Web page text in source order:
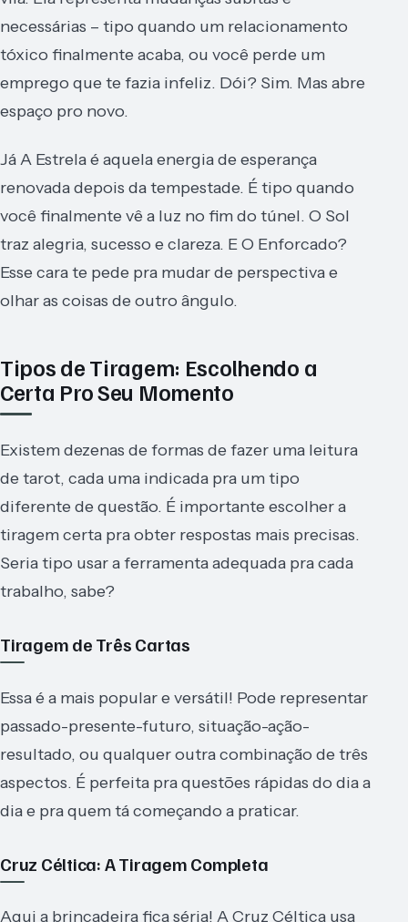
necessárias – tipo quando um relacionamento
tóxico finalmente acaba, ou você perde um
emprego que te fazia infeliz. Dói? Sim. Mas abre
espaço pro novo.
Já A Estrela é aquela energia de esperança
renovada depois da tempestade. É tipo quando
você finalmente vê a luz no fim do túnel. O Sol
traz alegria, sucesso e clareza. E O Enforcado?
Esse cara te pede pra mudar de perspectiva e
olhar as coisas de outro ângulo.
Tipos de Tiragem: Escolhendo a
Certa Pro Seu Momento
Existem dezenas de formas de fazer uma leitura
de tarot, cada uma indicada pra um tipo
diferente de questão. É importante escolher a
tiragem certa pra obter respostas mais precisas.
Seria tipo usar a ferramenta adequada pra cada
trabalho, sabe?
Tiragem de Três Cartas
Essa é a mais popular e versátil! Pode representar
passado-presente-futuro, situação-ação-
resultado, ou qualquer outra combinação de três
aspectos. É perfeita pra questões rápidas do dia a
dia e pra quem tá começando a praticar.
Cruz Céltica: A Tiragem Completa
Aqui a brincadeira fica séria! A Cruz Céltica usa